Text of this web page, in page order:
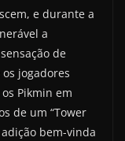
e durante a
a
de
jogadores
Pikmin em
de um “Tower
bem-vinda